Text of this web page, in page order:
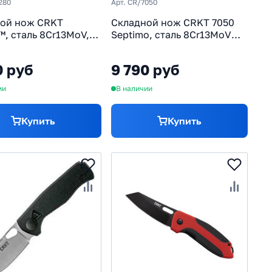
нож CRKT
сталь 8Cr13MoV,
руб
Купить
Арт. CR/7050
Складной нож CRKT 7050
Septimo, сталь 8Cr13MoV
резиновые вставки
9 790 руб
В наличии
Купить